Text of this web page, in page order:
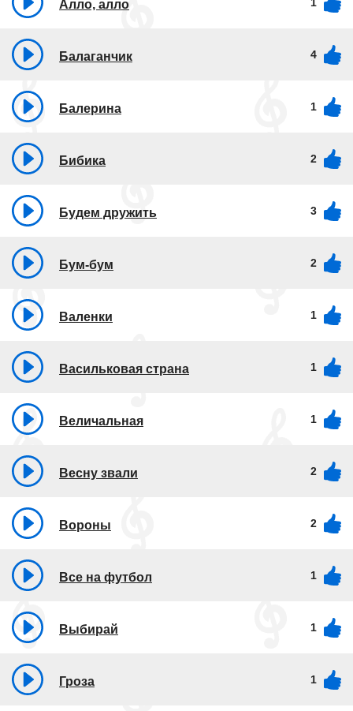
Алло, алло
Балаганчик 4
Балерина 1
Бибика 2
Будем дружить 3
Бум-бум 2
Валенки 1
Васильковая страна 1
Величальная 1
Весну звали 2
Вороны 2
Все на футбол 1
Выбирай 1
Гроза 1